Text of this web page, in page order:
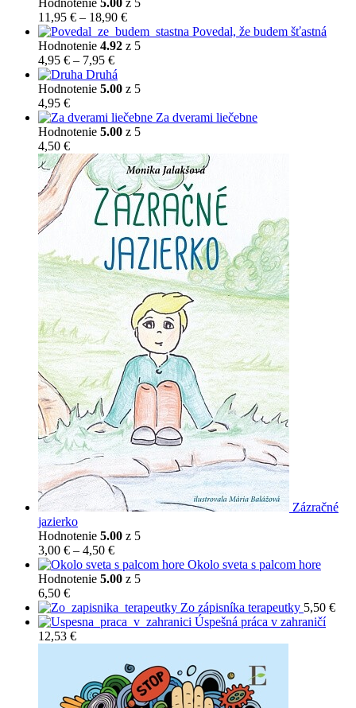
11,95 € – 18,90 €Price
range:
11,95 €
Povedal, že budem šťastná
Hodnotenie 4.92 z 5
4,95 € – 7,95 €Price
range:
4,95 €
7,95 €
Druhá
Hodnotenie 5.00 z 5
4,95 €
Za dverami liečebne
Hodnotenie 5.00 z 5
4,50 €
Zázračné
jazierko
Hodnotenie 5.00 z 5
3,00 € – 4,50 €Price
range:
3,00 €
4,50 €
Okolo sveta s palcom hore
Hodnotenie 5.00 z 5
6,50 €
Zo zápisníka terapeutky 5,50 €
Úspešná práca v zahraničí
12,53 €